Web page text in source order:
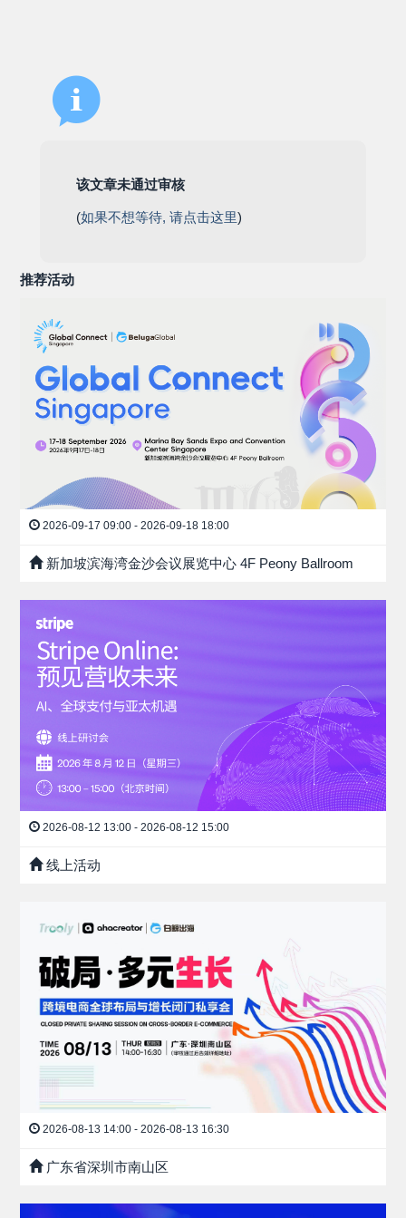
该文章未通过审核
(如果不想等待, 请点击这里)
推荐活动
2026-09-17 09:00 - 2026-09-18 18:00
新加坡滨海湾金沙会议展览中心 4F Peony Ballroom
2026-08-12 13:00 - 2026-08-12 15:00
线上活动
2026-08-13 14:00 - 2026-08-13 16:30
广东省深圳市南山区